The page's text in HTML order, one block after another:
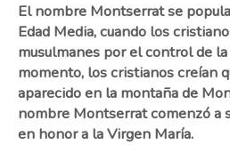
El nombre Montserrat se
Edad Media, cuando los
musulmanes por el control de
momento, los cristianos creían
aparecido en la montaña de
nombre Montserrat comenzó a
en honor a la Virgen María.